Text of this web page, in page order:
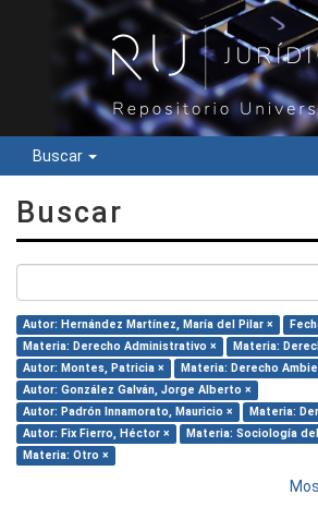
Buscar
Buscar
Autor: Hernández Martínez, María del Pilar ×
Materia: Derecho Administrativo ×
Materia:
Autor: Montes, Patricia ×
Materia: Derecho
Autor: González Galván, Jorge Alberto ×
Autor: Padrón Innamorato, Mauricio ×
Materia:
Autor: Fix Fierro, Héctor ×
Materia: Sociología
Materia: Otro ×